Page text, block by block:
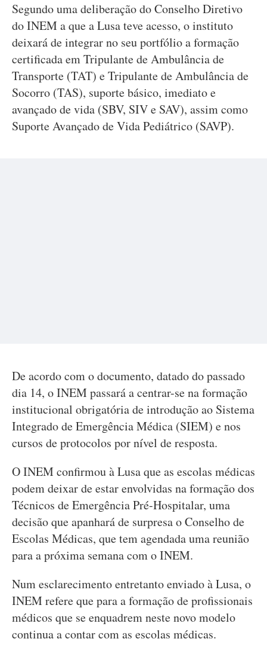
Segundo uma deliberação do Conselho Diretivo
do INEM a que a Lusa teve acesso, o instituto
deixará de integrar no seu portfólio a formação
certificada em Tripulante de Ambulância de
Transporte (TAT) e Tripulante de Ambulância de
Socorro (TAS), suporte básico, imediato e
avançado de vida (SBV, SIV e SAV), assim como
Suporte Avançado de Vida Pediátrico (SAVP).
De acordo com o documento, datado do passado
dia 14, o INEM passará a centrar-se na formação
institucional obrigatória de introdução ao Sistema
Integrado de Emergência Médica (SIEM) e nos
cursos de protocolos por nível de resposta.
O INEM confirmou à Lusa que as escolas médicas
podem deixar de estar envolvidas na formação dos
Técnicos de Emergência Pré-Hospitalar, uma
decisão que apanhará de surpresa o Conselho de
Escolas Médicas, que tem agendada uma reunião
para a próxima semana com o INEM.
Num esclarecimento entretanto enviado à Lusa, o
INEM refere que para a formação de profissionais
médicos que se enquadrem neste novo modelo
continua a contar com as escolas médicas.